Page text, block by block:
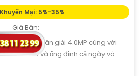
Mại: 5%-35%
Giá Bán:
E có độ phân giải 4.0MP cùng với
sát sắc nét và ổng định cả ngày và